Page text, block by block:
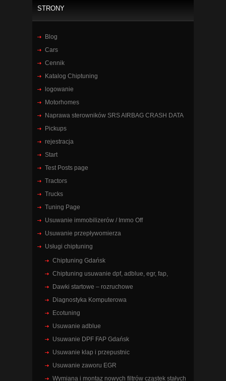
STRONY
Blog
Cars
Cennik
Katalog Chiptuning
logowanie
Motorhomes
Naprawa sterowników SRS AIRBAG CRASH DATA
Pickups
rejestracja
Start
Test Posts page
Tractors
Trucks
Tuning Page
Usuwanie immobilizerów / Immo Off
Usuwanie przepływomierza
Usługi chiptuning
Chiptuning Gdańsk
Chiptuning usuwanie dpf, adblue, egr, fap,
Dawki startowe – rozruchowe
Diagnostyka Komputerowa
Ecotuning
Usuwanie adblue
Usuwanie DPF FAP Gdańsk
Usuwanie klap i przepustnic
Usuwanie zaworu EGR
Wymiana i montaz nowych filtrów cząstek stałych